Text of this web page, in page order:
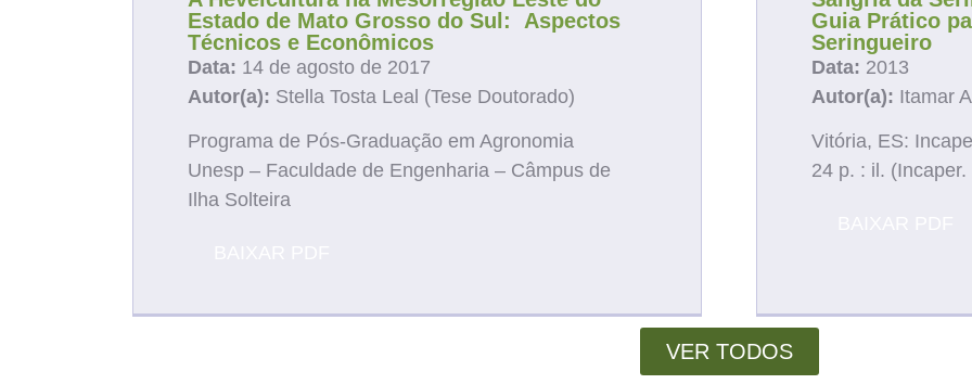
Estado de Mato Grosso do Sul: Aspectos
Técnicos e Econômicos
Data: 14 de agosto de 2017
Autor(a): Stella Tosta Leal (Tese Doutorado)
Programa de Pós-Graduação em Agronomia
Unesp – Faculdade de Engenharia – Câmpus de
Ilha Solteira
Guia Prático
Seringueiro
Data: 2013
Autor(a): Itamar
Vitória, ES:
24 p. : il.
VER TODOS